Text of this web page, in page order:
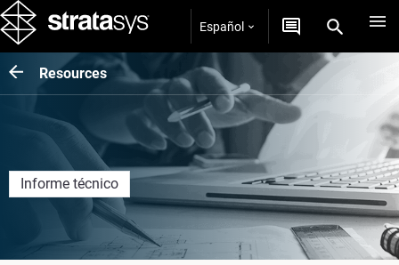
Español
Resources
Informe técnico